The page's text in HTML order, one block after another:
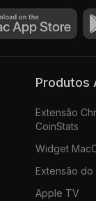
Extensão
CoinStats
Widget
Extensão do
Apple TV